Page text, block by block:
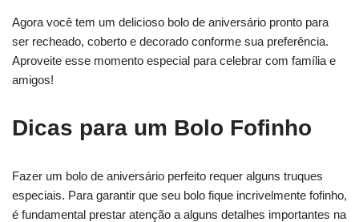
Agora você tem um delicioso bolo de aniversário pronto para
ser recheado, coberto e decorado conforme sua preferência.
Aproveite esse momento especial para celebrar com família e
amigos!
Dicas para um Bolo Fofinho
Fazer um bolo de aniversário perfeito requer alguns truques
especiais. Para garantir que seu bolo fique incrivelmente fofinho,
é fundamental prestar atenção a alguns detalhes importantes na